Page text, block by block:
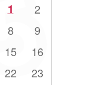
1 2
8 9
15 16
22 23